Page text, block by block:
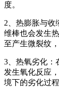
度。
2、热膨胀与收
维棒也会发生
至产生微裂纹
3、热氧劣化：
发生氧化反应
境下的劣化过